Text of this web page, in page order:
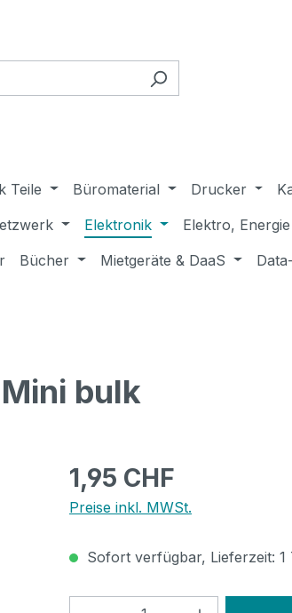
Teile Büromaterial Drucker
Elektronik Elektro,
Bücher Mietgeräte & DaaS
bulk
Regulärer Preis:
1,95 CHF
Preise inkl. MWSt.
Sofort verfügbar, Lieferzeit: 1